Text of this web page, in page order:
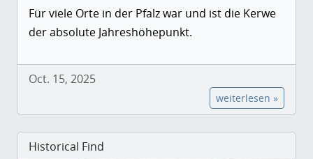
Für viele Orte in der Pfalz war und ist die Kerwe
der absolute Jahreshöhepunkt.
Oct. 15, 2025
weiterlesen »
Historical Find